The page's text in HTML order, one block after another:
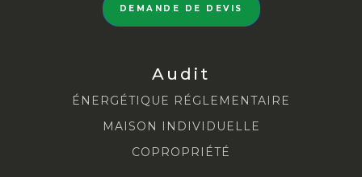
DEMANDE DE DEVIS
Audit
ÉNERGÉTIQUE RÉGLEMENTAIRE
MAISON INDIVIDUELLE
COPROPRIÉTÉ